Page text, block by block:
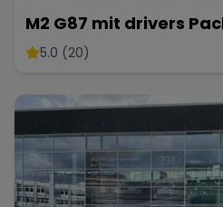
M2 G87 mit drivers
5.0 (20)